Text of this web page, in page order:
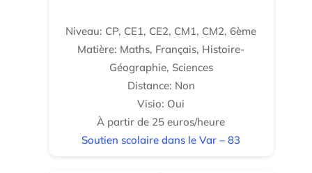
Niveau: CP, CE1, CE2, CM1, CM2, 6ème
Matière: Maths, Français, Histoire-
Géographie, Sciences
Distance: Non
Visio: Oui
À partir de 25 euros/heure
Soutien scolaire dans le Var – 83